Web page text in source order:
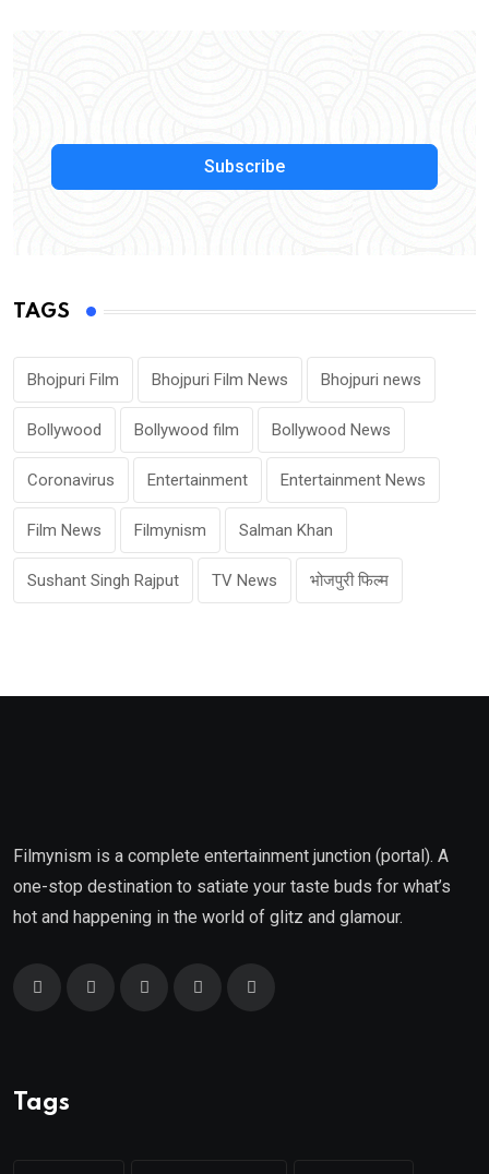
Subscribe
TAGS
Bhojpuri Film Bhojpuri Film News Bhojpuri news
Bollywood Bollywood film Bollywood News
Coronavirus Entertainment Entertainment News
Film News Filmynism Salman Khan
Sushant Singh Rajput TV News भोजपुरी फिल्म
Filmynism is a complete entertainment junction (portal). A
one-stop destination to satiate your taste buds for what’s
hot and happening in the world of glitz and glamour.
Tags